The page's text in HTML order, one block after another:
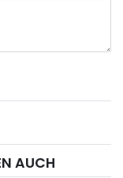
AUCH